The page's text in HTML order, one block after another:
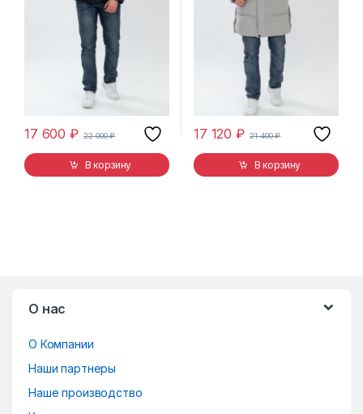
17 600₽ 22 000₽
В корзину
17 120₽ 21 400₽
В корзину
О нас
О Компании
Наши партнеры
Наше производство